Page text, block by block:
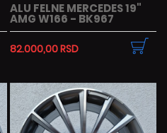
ALU FELNE MERCEDES 19"
AMG W166 - BK967
82.000,00 RSD